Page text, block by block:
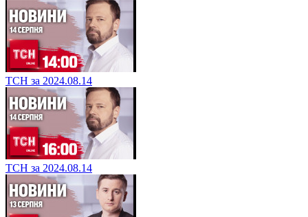
ТСН за 2024.08.14
ТСН за 2024.08.14